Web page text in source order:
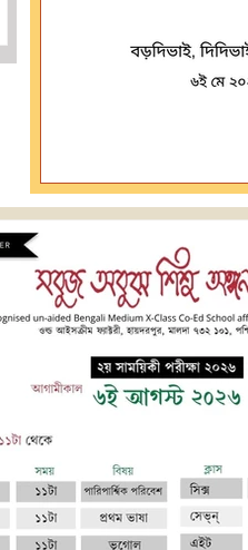
মাস্টারমশাইকে আমাদের শ্রদ্ধা,